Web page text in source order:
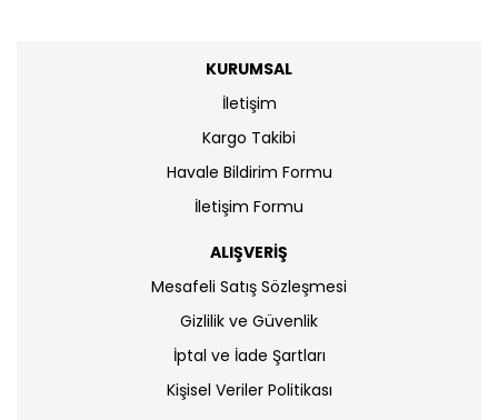
KURUMSAL
İletişim
Kargo Takibi
Havale Bildirim Formu
İletişim Formu
ALIŞVERİŞ
Mesafeli Satış Sözleşmesi
Gizlilik ve Güvenlik
İptal ve İade Şartları
Kişisel Veriler Politikası